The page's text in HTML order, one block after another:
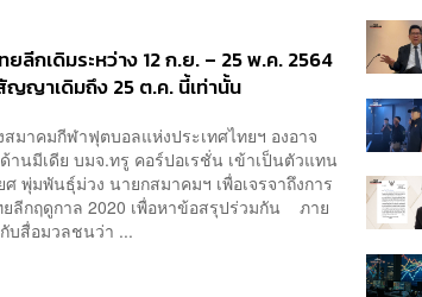
ลีกเดิมระหว่าง 12 ก.ย. – 25 พ.ค. 2564
ญาเดิมถึง 25 ต.ค. นี้เท่านั้น
มาคมกีฬาฟุตบอลแห่งประเทศไทยฯ องอาจ
นมีเดีย บมจ.ทรู คอร์ปอเรชั่น เข้าเป็นตัวแทน
พุ่มพันธุ์ม่วง นายกสมาคมฯ เพื่อเจรจาถึงการ
ลีกฤดูกาล 2020 เพื่อหาข้อสรุปร่วมกัน ภาย
บสื่อมวลชนว่า ...